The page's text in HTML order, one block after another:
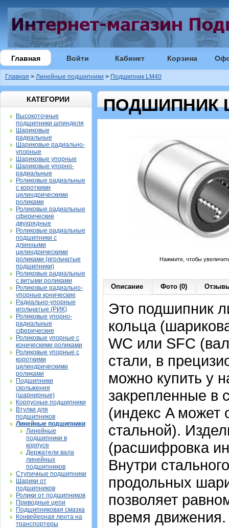
Главная Войти Кабинет Корзина
Главная > Линейные подшипники > Подшипник LM40
КАТЕГОРИИ
Высокоточные
подшипники шпинделя
Шариковые
радиальные
Шариковые радиально-
упорные
Шариковые упорные
Шариковые упорно-
радиальные
Роликовые радиальные
с короткими
цилиндрическими
роликами
Роликовые радиальные
сферические
двухрядные
Роликовые радиальные
подшипники с
длинными
цилиндрическими
роликами (игольчатые
подшипники)
Роликовые радиальные
с витыми роликами
Роликовые радиально-
упорные конические
Радиально-упорные
игольчатые (РИК)
Роликовые упорно-
радиальные
сферические
Роликовые упорные с
коническими роликами
Роликовые упорные с
короткими
цилиндрическими
роликами
Подшипники
скольжения
(шарнирные)
Корпусные подшипники
Втулки для
подшипников
Линейные подшипники
Линейные
подшипники в
корпусе
Держатели вала
линейных
подшипников
Ступичные подшипники
Шарики от
подшипников
Ролики от подшипников
Приводные цепи
Подшипниковая смазка
Конвейерная лента на
транспортеры
ПОДШИПНИК
Нажмите, чтобы
Описание Фото (0)
Это подшипник
кольца
WC или SFC
стали, в
можно купить у
закрепленные в
(индекс A может
стальной).
(расшифровка
Внутри
продольных
позволяет
время движения.